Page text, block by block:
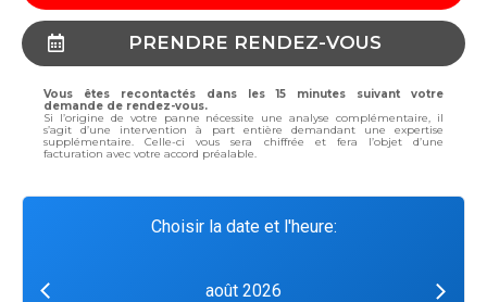
PRENDRE RENDEZ-VOUS
Vous êtes recontactés dans les 15 minutes suivant votre
demande de rendez-vous.
Si l’origine de votre panne nécessite une analyse complémentaire, il
s’agit d’une intervention à part entière demandant une expertise
supplémentaire. Celle-ci vous sera chiffrée et fera l’objet d’une
facturation avec votre accord préalable.
Choisir la date et l'heure:
août 2026